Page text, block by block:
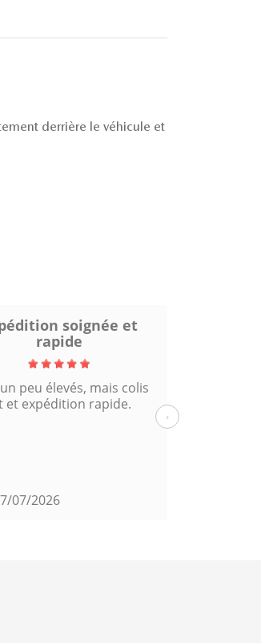
derrière le véhicule et
soignée et
rapide
peu élevés, mais colis
et expédition rapide.
07/2026
›